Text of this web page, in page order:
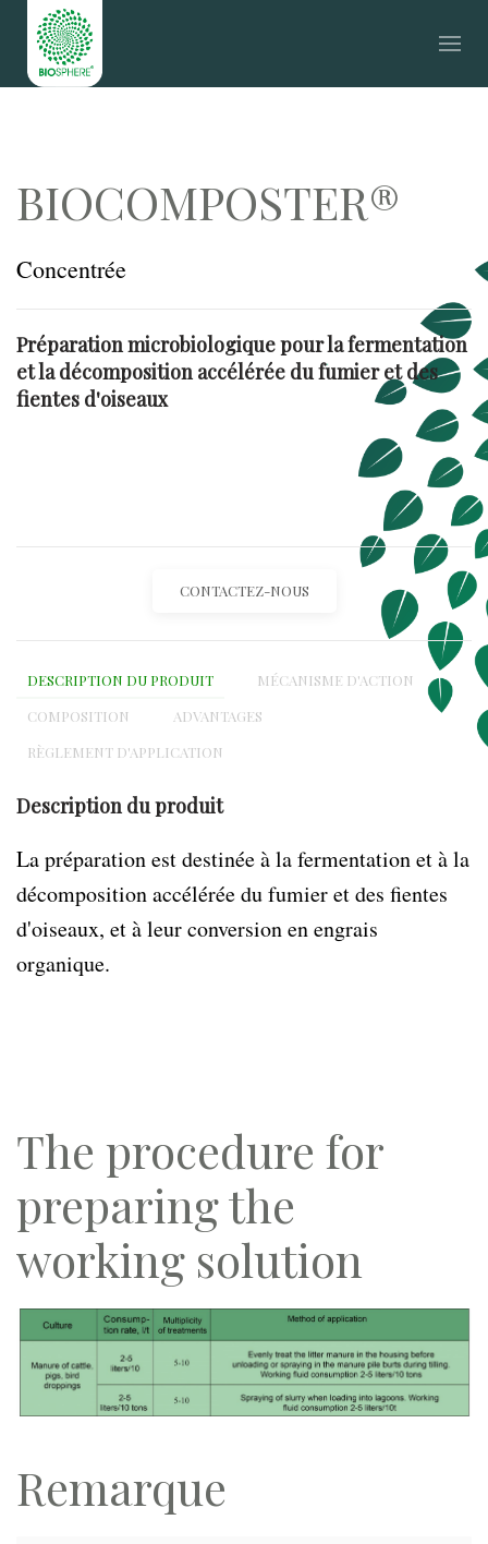
BIOCOMPOSTER®
Concentrée
Préparation microbiologique pour la fermentation
et la décomposition accélérée du fumier et des
fientes d'oiseaux
CONTACTEZ-NOUS
DESCRIPTION DU PRODUIT
MÉCANISME D'ACTION
COMPOSITION
ADVANTAGES
RÈGLEMENT D'APPLICATION
Description du produit
La préparation est destinée à la fermentation et à la
décomposition accélérée du fumier et des fientes
d'oiseaux, et à leur conversion en engrais
organique.
The procedure for
preparing the
working solution
Remarque